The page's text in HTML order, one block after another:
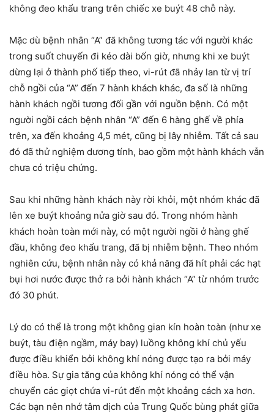
không đeo khẩu trang trên chiếc xe buýt 48 chỗ này.
Mặc dù bệnh nhân “A” đã không tương tác với người khác
trong suốt chuyến đi kéo dài bốn giờ, nhưng khi xe buýt
dừng lại ở thành phố tiếp theo, vi-rút đã nhảy lan từ vị trí
chỗ ngồi của “A” đến 7 hành khách khác, đa số là những
hành khách ngồi tương đối gần với nguồn bệnh. Có một
người ngồi cách bệnh nhân “A” đến 6 hàng ghế về phía
trên, xa đến khoảng 4,5 mét, cũng bị lây nhiễm. Tất cả sau
đó đã thử nghiệm dương tính, bao gồm một hành khách vẫn
chưa có triệu chứng.
Sau khi những hành khách này rời khỏi, một nhóm khác đã
lên xe buýt khoảng nửa giờ sau đó. Trong nhóm hành
khách hoàn toàn mới này, có một người ngồi ở hàng ghế
đầu, không đeo khẩu trang, đã bị nhiễm bệnh. Theo nhóm
nghiên cứu, bệnh nhân này có khả năng đã hít phải các hạt
bụi hơi nước được thở ra bởi hành khách “A” từ nhóm trước
đó 30 phút.
Lý do có thể là trong một không gian kín hoàn toàn (như xe
buýt, tàu điện ngầm, máy bay) luồng không khí chủ yếu
được điều khiển bởi không khí nóng được tạo ra bởi máy
điều hòa. Sự gia tăng của không khí nóng có thể vận
chuyển các giọt chứa vi-rút đến một khoảng cách xa hơn.
Các bạn nên nhớ tâm dịch của Trung Quốc bùng phát giữa